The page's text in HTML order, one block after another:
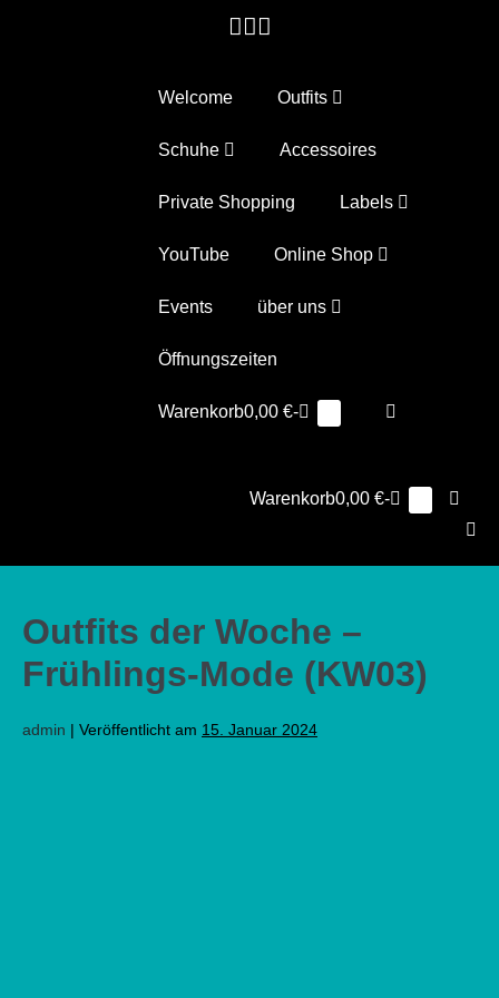
Welcome
Outfits
Schuhe Accessoires
Private Shopping Labels
YouTube Online Shop
Events über uns
Öffnungszeiten
Warenkorb
Warenkorb0,00 €-
Suche-
Warenkorb
Warenkorb0,00 €-
Outfits der Woche –
Frühlings-Mode (KW03)
admin | Veröffentlicht am 15. Januar 2024